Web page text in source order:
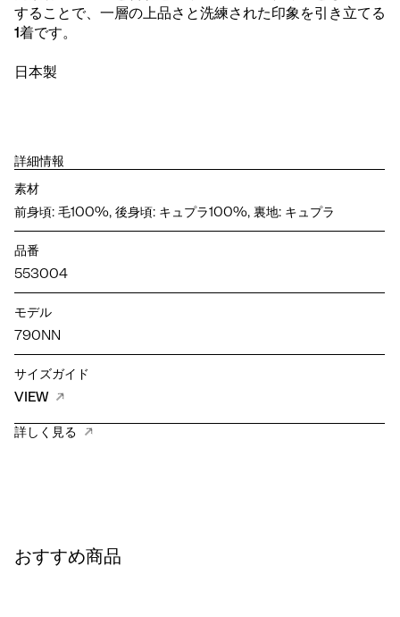
することで、一層の上品さと洗練された印象を引き立てる
1着です。
日本製
詳細情報
素材
前身頃: 毛100%, 後身頃: キュプラ100%, 裏地: キュプラ
品番
553004
モデル
790NN
サイズガイド
VIEW
詳しく見る
おすすめ商品